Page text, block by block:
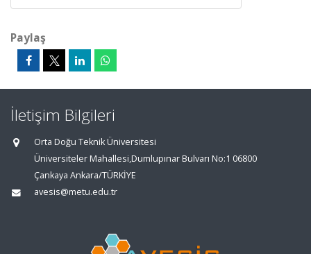
Paylaş
İletişim Bilgileri
Orta Doğu Teknik Üniversitesi
Üniversiteler Mahallesi,Dumlupınar Bulvarı No:1 06800
Çankaya Ankara/TÜRKİYE
avesis@metu.edu.tr